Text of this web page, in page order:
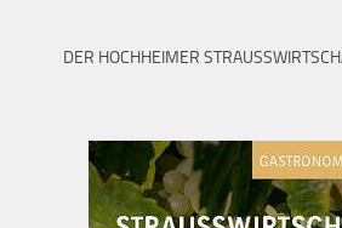
DER HOCHHEIMER